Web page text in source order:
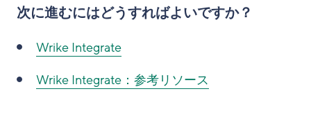
次に進むにはどうすればよいですか？
Wrike Integrate
Wrike Integrate：参考リソース